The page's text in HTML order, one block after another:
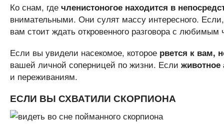
Ко снам, где членистоногое находится в
внимательными. Они сулят массу интересного.
вам стоит ждать откровенного разговора с любимым
Если вы увидели насекомое, которое рвется к вам,
вашей личной соперницей по жизни. Если животное
и переживаниям.
ЕСЛИ ВЫ СХВАТИЛИ СКОРПИОНА